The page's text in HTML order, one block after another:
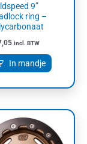
9”
ring –
incl. BTW
In mandje